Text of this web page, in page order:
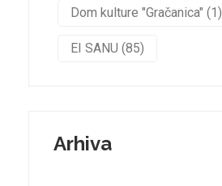
Dom kulture "Gračanica" (1)
EI SANU (85)
Arhiva